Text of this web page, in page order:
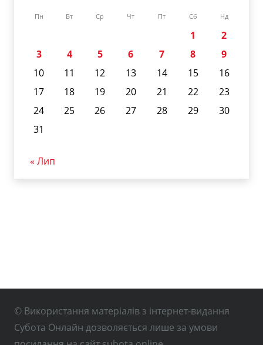
Пн Вт Ср Чт Пт Сб Нд
1
2
3
4 5 6 7 8
9
10
11 12 13 14 15
16
17
18 19 20 21 22
23
24
25 26 27 28 29
30
31
« Лип
© Використання матеріалів з інтернет-видання
Субота Онлайн дозволяється лише за умови